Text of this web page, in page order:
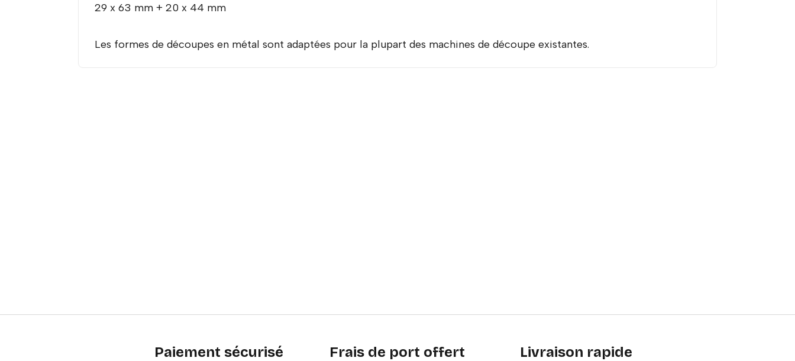
29 x 63 mm + 20 x 44 mm
Les formes de découpes en métal sont adaptées pour la plupart des machines de découpe existantes.
Paiement sécurisé Frais de port offert Livraison rapide